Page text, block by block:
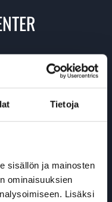
Tietoja
sisällön ja mainosten
ominaisuuksien
Lisäksi